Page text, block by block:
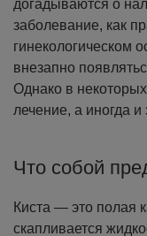
догадываются о
заболевание, как
гинекологическом
внезапно
Однако в
лечение, а иногда и
Что собой
Киста — это полая
скапливается